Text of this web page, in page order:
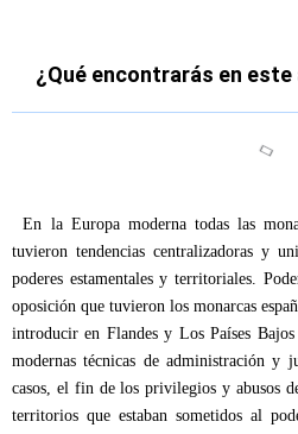
¿Qué encontrarás en
En la Europa moderna todas las
tuvieron tendencias centralizadoras y
poderes estamentales y territoriales.
oposición que tuvieron los monarcas
introducir en Flandes y Los Países
modernas técnicas de administración y
casos, el fin de los privilegios y abusos
territorios que estaban sometidos al